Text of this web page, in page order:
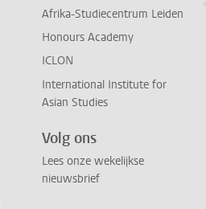
Afrika-Studiecentrum Leiden
Honours Academy
ICLON
International Institute for
Asian Studies
Volg ons
Lees onze wekelijkse
nieuwsbrief